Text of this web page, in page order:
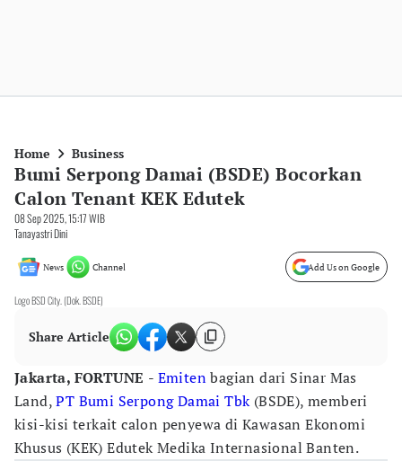
Home Business
Bumi Serpong Damai (BSDE) Bocorkan
Calon Tenant KEK Edutek
08 Sep 2025, 15:17 WIB
Tanayastri Dini
News Channel Add Us on Google
Logo BSD City. (Dok. BSDE)
Share Article
Jakarta, FORTUNE - Emitenbagian dari Sinar Mas
Land,PT Bumi Serpong Damai Tbk(BSDE), memberi
kisi-kisi terkait calon penyewa di Kawasan Ekonomi
Khusus (KEK) Edutek Medika Internasional Banten.